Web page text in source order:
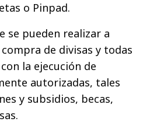
o Pinpad.
se pueden realizar a
de divisas y todas
la ejecución de
autorizadas, tales
y subsidios, becas,